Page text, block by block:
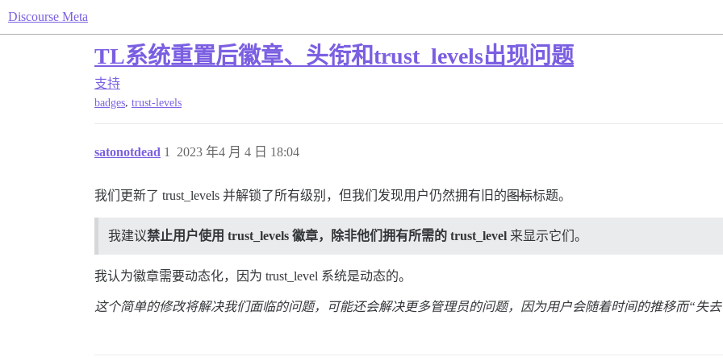
Discourse Meta
TL系统重置后徽章、头衔和trust_levels出现问题
支持
badges, trust-levels
satonotdead 2023 年4 月 4 日 18:04
1
我们更新了 trust_levels 并解锁了所有级别，但我们发现用户仍然拥有旧的图标标题。
我建议禁止用户使用 trust_levels 徽章，除非他们拥有所需的 trust_level 来显示它们。
我认为徽章需要动态化，因为 trust_level 系统是动态的。
这个简单的修改将解决我们面临的问题，可能还会解决更多管理员的问题，因为用户会随着时间的推移而“失去